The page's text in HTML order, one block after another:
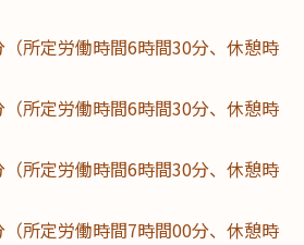
（所定労働時間6時間30分、休憩時
（所定労働時間6時間30分、休憩時
（所定労働時間6時間30分、休憩時
（所定労働時間7時間00分、休憩時